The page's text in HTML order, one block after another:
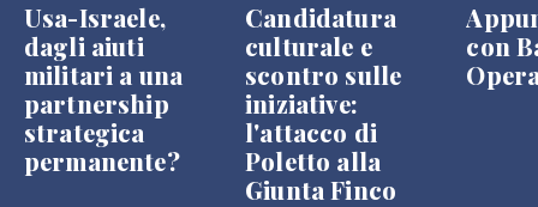
Usa-Israele,
dagli aiuti
militari a una
partnership
strategica
permanente?
Candidatura
culturale e
scontro sulle
iniziative:
l'attacco di
Poletto alla
Giunta Finco
con